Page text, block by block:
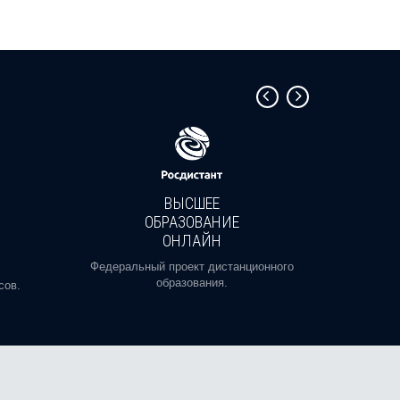
ВЫСШЕЕ
ОБРАЗОВАНИЕ
ОНЛАЙН
Федеральный проект дистанционного
образования.